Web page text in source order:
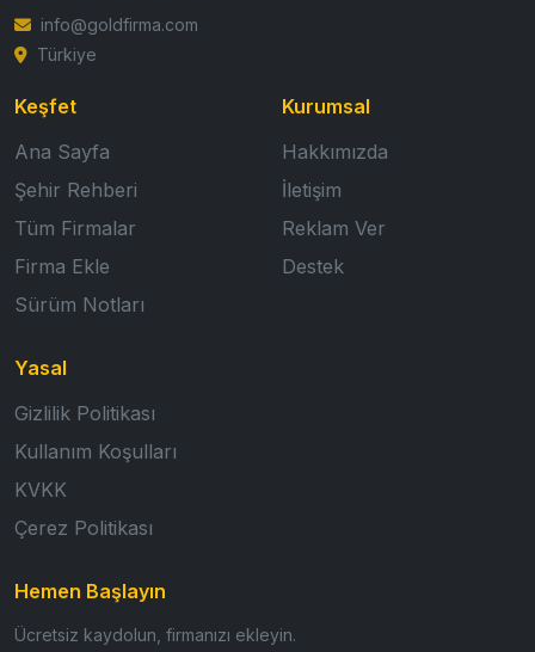
info@goldfirma.com
Türkiye
Keşfet
Ana Sayfa
Şehir Rehberi
Tüm Firmalar
Firma Ekle
Sürüm Notları
Kurumsal
Hakkımızda
İletişim
Reklam Ver
Destek
Yasal
Gizlilik Politikası
Kullanım Koşulları
KVKK
Çerez Politikası
Hemen Başlayın
Ücretsiz kaydolun, firmanızı ekleyin.